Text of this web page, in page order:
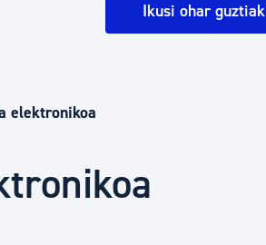
Ikusi ohar guztiak
elektronikoa